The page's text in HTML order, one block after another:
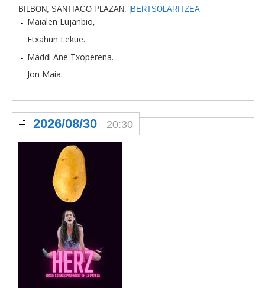
BILBON, SANTIAGO PLAZAN. | BERTSOLARITZEA
Maialen Lujanbio,
Etxahun Lekue.
Maddi Ane Txoperena.
Jon Maia.
2026/08/30 20:30